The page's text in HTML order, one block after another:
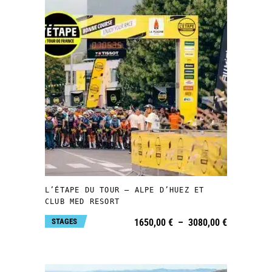
sur
la
page
du
produit
CHOIX DES OPTIONS
Ce
produit
a
plusieurs
variations.
Les
peuvent
L’ÉTAPE DU TOUR – ALPE D’HUEZ ET
CLUB MED RESORT
1650,00 € – 3080,00 €Plage
STAGES